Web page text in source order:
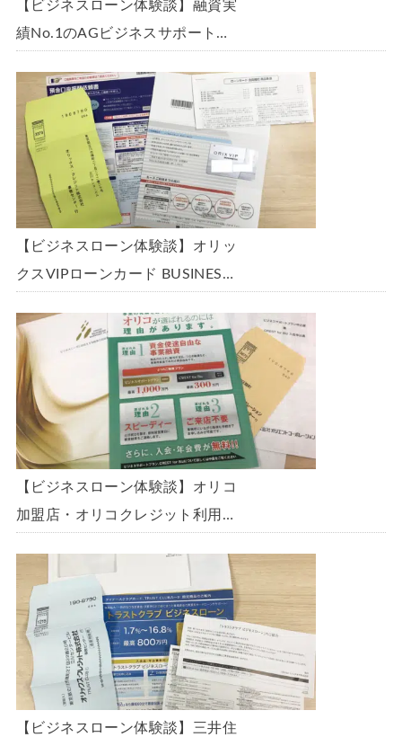
【ビジネスローン体験談】融資実
績No.1のAGビジネスサポート
300万円の枠で翌日に借りられま
した。全手順を丁寧に解説しま
す。
【ビジネスローン体験談】オリッ
クスVIPローンカード BUSINESS
の金利で借りられました。全手順
を丁寧に解説します。
【ビジネスローン体験談】オリコ
加盟店・オリコクレジット利用中
「オリコビジネスサポートプラ
ン」を使う方法がないか、問い合
わせてみた。
【ビジネスローン体験談】三井住